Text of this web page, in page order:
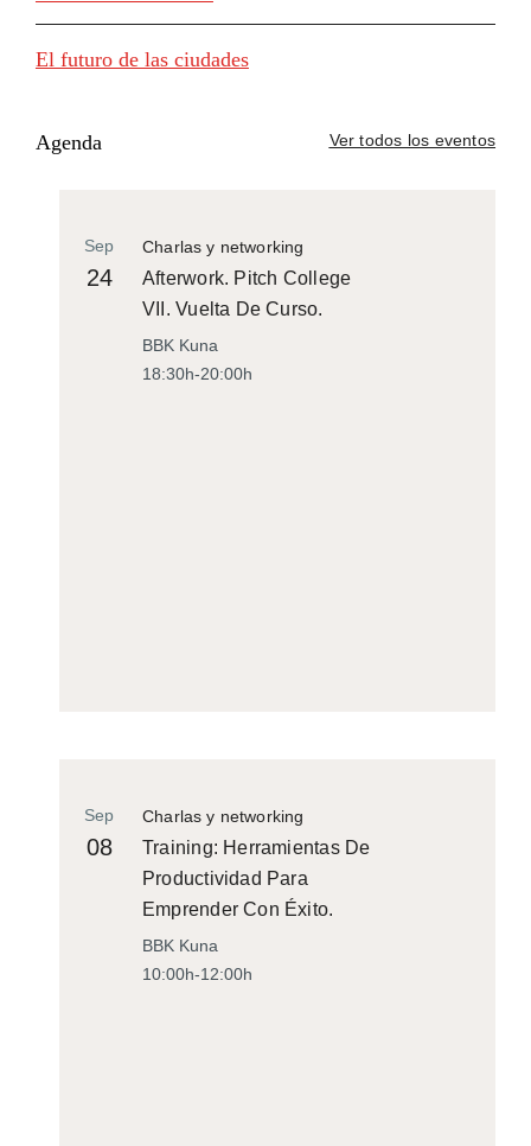
El futuro de las ciudades
Agenda Ver todos los eventos
Charlas y networking
Sep
24
Afterwork. Pitch College
VII. Vuelta De Curso.
BBK Kuna
18:30h-20:00h
Charlas y networking
Sep
08
Training: Herramientas De
Productividad Para
Emprender Con Éxito.
BBK Kuna
10:00h-12:00h